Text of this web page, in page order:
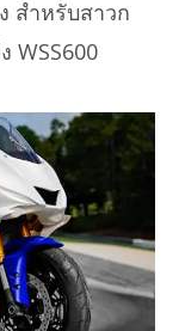
สำหรับสาวก
WSS600